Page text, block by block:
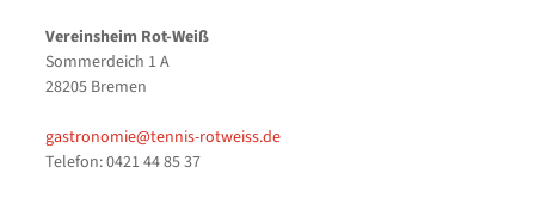
Vereinsheim Rot-Weiß
Sommerdeich 1 A
28205 Bremen
gastronomie@tennis-rotweiss.de
Telefon: 0421 44 85 37